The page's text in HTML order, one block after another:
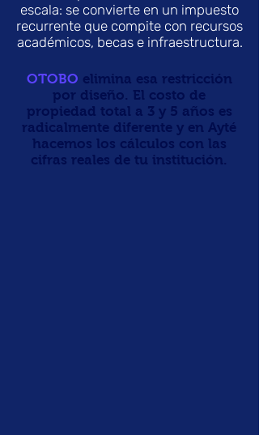
escala: se convierte en un impuesto
recurrente que compite con recursos
académicos, becas e infraestructura.
OTOBO elimina esa restricción
por diseño. El costo de
propiedad total a 3 y 5 años es
radicalmente diferente y en Ayté
hacemos los cálculos con las
cifras reales de tu institución.